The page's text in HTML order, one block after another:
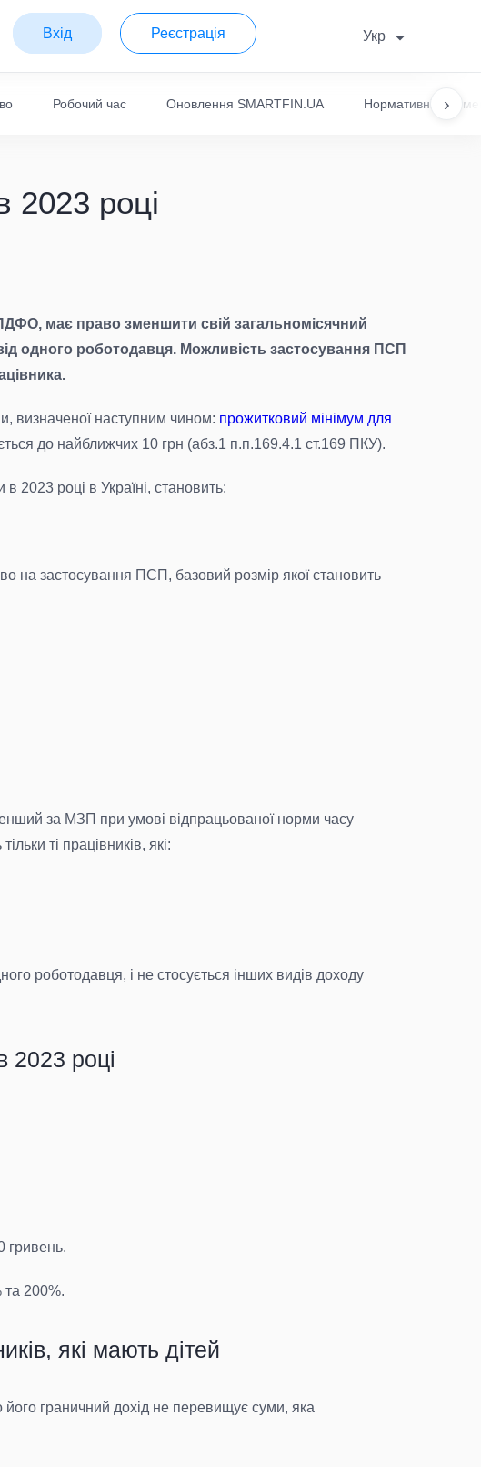
Вхід Реєстрація Укр
›
Робочий час Оновлення SMARTFIN.UA Нормативні
2023 році
має право зменшити свій загальномісячний
одного роботодавця. Можливість застосування ПСП
визначеної наступним чином: прожитковий мінімум для
до найближчих 10 грн (абз.1 п.п.169.4.1 ст.169 ПКУ).
2023 році в Україні, становить:
на застосування ПСП, базовий розмір якої становить
за МЗП при умові відпрацьованої норми часу
ті працівників, які:
роботодавця, і не стосується інших видів доходу
2023 році
гривень.
та 200%.
які мають дітей
граничний дохід не перевищує суми, яка